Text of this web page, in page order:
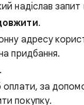
надіслав
.
адресу
придбання.
.
оплати, за
покупку.